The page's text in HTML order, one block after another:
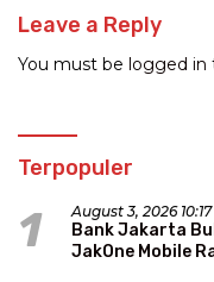
Leave a Reply
You must be logged in
Terpopuler
1 August 3, 2026
Bank Jakarta
JakOne Mobile